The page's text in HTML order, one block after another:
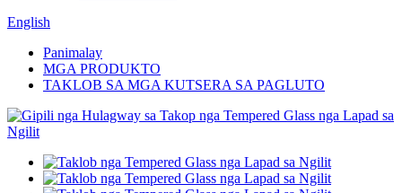
English
Panimalay
MGA PRODUKTO
TAKLOB SA MGA KUTSERA SA PAGLUTO